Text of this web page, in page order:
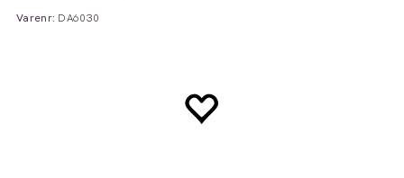
Varenr: DA6030